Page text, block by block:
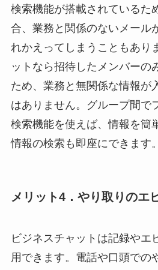
検索機能が搭載されているた
合、業務と関係のないメール
れかえってしまうこともあり
ットなら招待したメンバーの
ため、業務と無関係な情報が
はありません。グループ間で
検索機能を使えば、情報を簡
情報の検索も即座にできます。
メリット4．やり取りのエ
ビジネスチャットは記録やエ
用できます。電話や口頭での